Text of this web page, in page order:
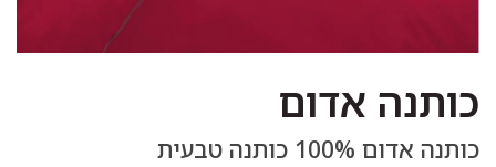
כותנה אדום
כותנה אדום 100% כותנה טבעית